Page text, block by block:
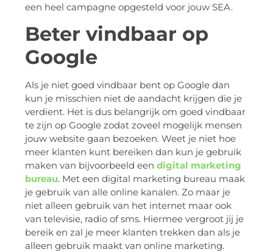
een heel campagne opgesteld voor jouw SEA.
Beter vindbaar op
Google
Als je niet goed vindbaar bent op Google dan
kun je misschien niet de aandacht krijgen die je
verdient. Het is dus belangrijk om goed vindbaar
te zijn op Google zodat zoveel mogelijk mensen
jouw website gaan bezoeken. Weet je niet hoe
meer klanten kunt bereiken dan kun je gebruik
maken van bijvoorbeeld een digital marketing
bureau. Met een digital marketing bureau maak
je gebruik van alle online kanalen. Zo maar je
niet alleen gebruik van het internet maar ook
van televisie, radio of sms. Hiermee vergroot jij je
bereik en zal je meer klanten trekken dan als je
alleen gebruik maakt van online marketing.